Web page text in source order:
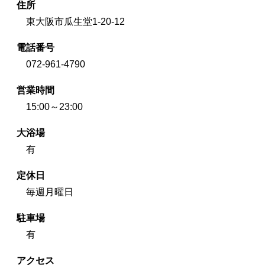
住所
東大阪市瓜生堂1-20-12
電話番号
072-961-4790
営業時間
15:00～23:00
大浴場
有
定休日
毎週月曜日
駐車場
有
アクセス